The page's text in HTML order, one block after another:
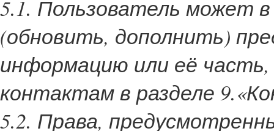
5.1. Пользователь может
(обновить, дополнить)
информацию или её
контактам в разделе
5.2. Права,